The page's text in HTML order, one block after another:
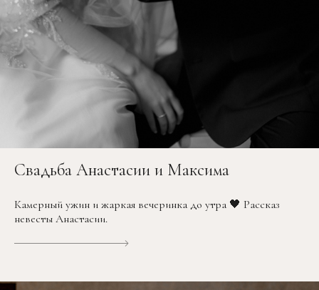
Свадьба Анастасии и Максима
Камерный ужин и жаркая вечеринка до утра 🖤 Рассказ
невесты Анастасии.